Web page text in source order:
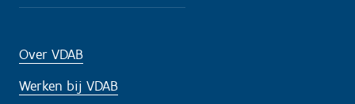
Over VDAB
Werken bij VDAB